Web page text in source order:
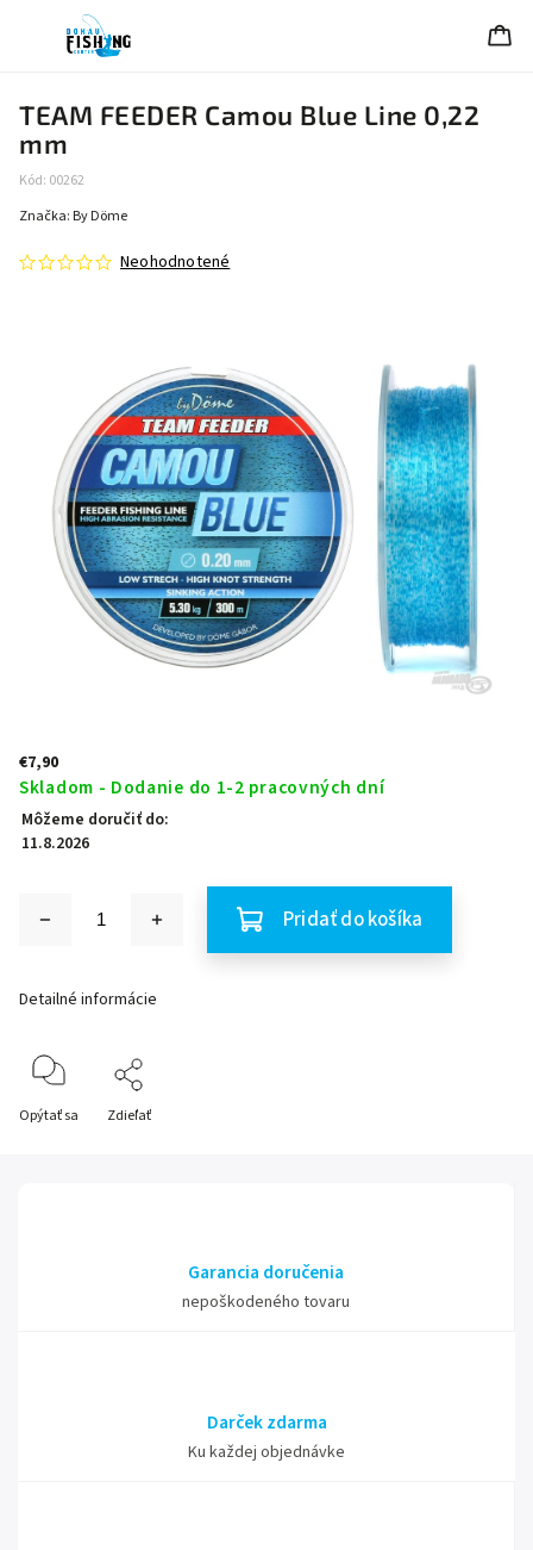
TEAM FEEDER Camou Blue Line 0,22
mm
Kód: 00262
Neohodnotené
Značka: By Döme
€7,90
Skladom - Dodanie do 1-2 pracovných dní
Môžeme doručiť do:
11.8.2026
Pridať do košíka
Detailné informácie
Opýtať sa Zdieľať
Garancia doručenia
nepoškodeného tovaru
Darček zdarma
Ku každej objednávke